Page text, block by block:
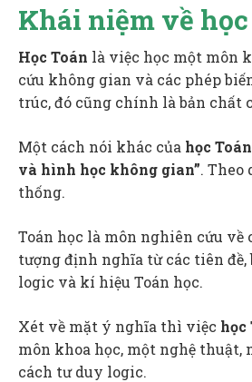
Khái niệm về
Học Toán là việc học một môn
cứu không gian và các phép
trúc, đó cũng chính là bản chất
Một cách nói khác của học Toán
và hình học không gian”. Theo
thống.
Toán học là môn nghiên cứu về
tượng định nghĩa từ các tiên đề,
logic và kí hiệu Toán học.
Xét về mặt ý nghĩa thì việc học
môn khoa học, một nghệ thuật,
cách tư duy logic.